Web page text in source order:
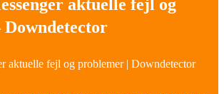
aktuelle fejl og
aktuelle fejl og problemer | Downdetector